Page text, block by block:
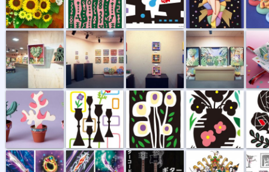
新宿伊勢丹展... 新宿伊勢丹展... 伊勢丹展示会... 新宿伊勢丹展... 京都
多肉コレクシ... 一輪挿し ひとりしずか 花瓶の真実 裏庭
ゲーム用グラ... ゲーム用グラ... 「ギターコー... 歌舞伎の熊手 物カ